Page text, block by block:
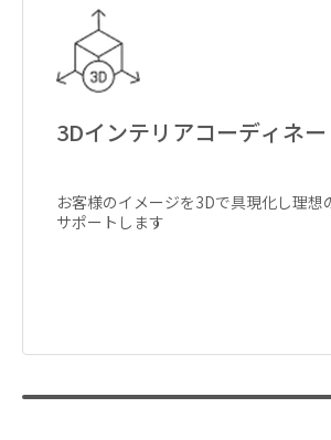
3Dインテリアコーディネー
お客様のイメージを3Dで具現化し理想
サポートします